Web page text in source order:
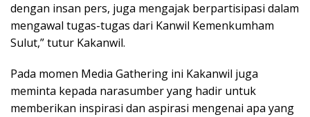
dengan insan pers, juga mengajak berpartisipasi dalam
mengawal tugas-tugas dari Kanwil Kemenkumham
Sulut,” tutur Kakanwil.
Pada momen Media Gathering ini Kakanwil juga
meminta kepada narasumber yang hadir untuk
memberikan inspirasi dan aspirasi mengenai apa yang